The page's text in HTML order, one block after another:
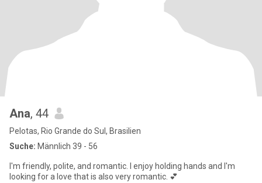
Ana, 44
Pelotas, Rio Grande do Sul, Brasilien
Suche: Männlich 39 - 56
I'm friendly, polite, and romantic. I enjoy holding hands and I'm
looking for a love that is also very romantic. 💕